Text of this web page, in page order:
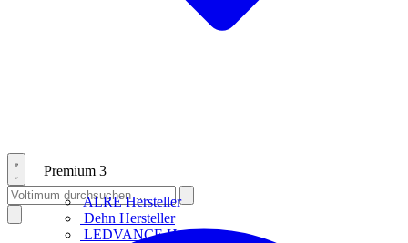
Premium 3
ALRE Hersteller
Dehn Hersteller
LEDVANCE Hersteller